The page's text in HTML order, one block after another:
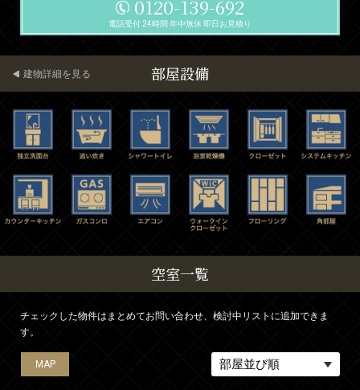
0120-139-692
電話受付 24時間 年中無休 即日お見積り
部屋設備
建物詳細を見る
空室一覧
チェックした物件はまとめてお問い合わせ、検討中リストに追加できま
す。
MAP
MAP
MAP
MAP